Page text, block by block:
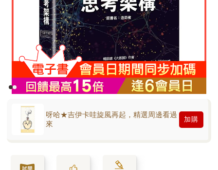
呀哈★吉伊卡哇旋風再起，精選周邊看過
來
加購